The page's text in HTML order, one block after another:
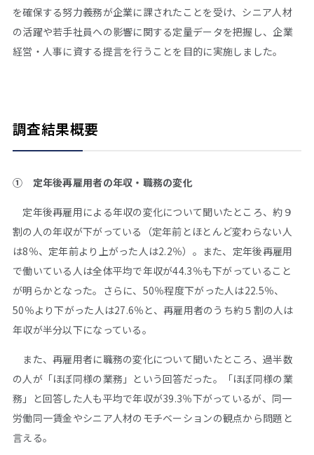
を確保する努力義務が企業に課されたことを受け、シニア人材
の活躍や若手社員への影響に関する定量データを把握し、企業
経営・人事に資する提言を行うことを目的に実施しました。
調査結果概要
① 定年後再雇用者の年収・職務の変化
定年後再雇用による年収の変化について聞いたところ、約９
割の人の年収が下がっている（定年前とほとんど変わらない人
は8％、定年前より上がった人は2.2％）。また、定年後再雇用
で働いている人は全体平均で年収が44.3％も下がっていること
が明らかとなった。さらに、50％程度下がった人は22.5％、
50％より下がった人は27.6％と、再雇用者のうち約５割の人は
年収が半分以下になっている。
また、再雇用者に職務の変化について聞いたところ、過半数
の人が「ほぼ同様の業務」という回答だった。「ほぼ同様の業
務」と回答した人も平均で年収が39.3％下がっているが、同一
労働同一賃金やシニア人材のモチベーションの観点から問題と
言える。